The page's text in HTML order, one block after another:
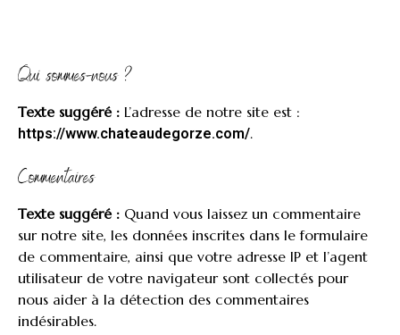
Qui sommes-nous ?
Texte suggéré : L’adresse de notre site est :
https://www.chateaudegorze.com/.
Commentaires
Texte suggéré : Quand vous laissez un commentaire
sur notre site, les données inscrites dans le formulaire
de commentaire, ainsi que votre adresse IP et l’agent
utilisateur de votre navigateur sont collectés pour
nous aider à la détection des commentaires
indésirables.